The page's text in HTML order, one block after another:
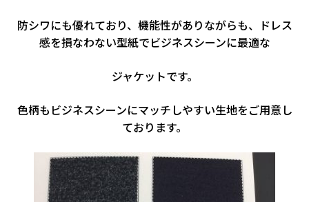
防シワにも優れており、機能性がありながらも、ドレス
感を損なわない型紙でビジネスシーンに最適な
ジャケットです。
色柄もビジネスシーンにマッチしやすい生地をご用意し
ております。